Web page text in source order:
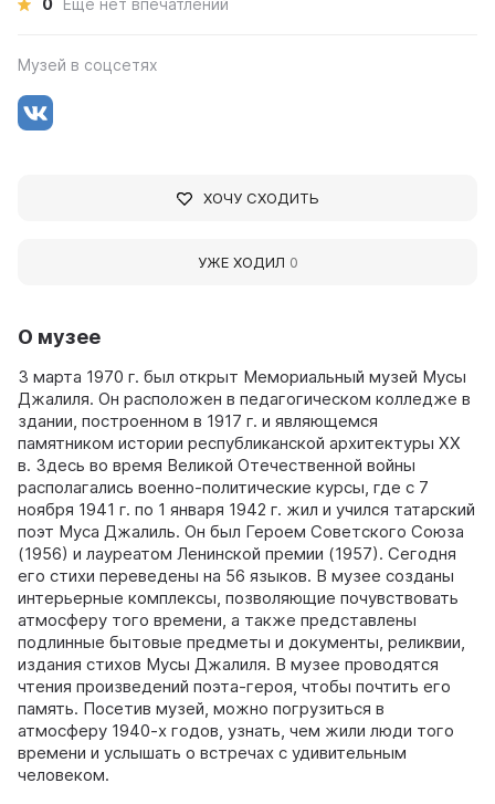
О музее
3 марта 1970 г. был открыт Мемориальный музей Мусы
Джалиля. Он расположен в педагогическом колледже в
здании, построенном в 1917 г. и являющемся
памятником истории республиканской архитектуры ХХ
в. Здесь во время Великой Отечественной войны
располагались военно-политические курсы, где с 7
ноября 1941 г. по 1 января 1942 г. жил и учился татарский
поэт Муса Джалиль. Он был Героем Советского Союза
(1956) и лауреатом Ленинской премии (1957). Сегодня
его стихи переведены на 56 языков. В музее созданы
интерьерные комплексы, позволяющие почувствовать
атмосферу того времени, а также представлены
подлинные бытовые предметы и документы, реликвии,
издания стихов Мусы Джалиля. В музее проводятся
чтения произведений поэта-героя, чтобы почтить его
память. Посетив музей, можно погрузиться в
атмосферу 1940-х годов, узнать, чем жили люди того
времени и услышать о встречах с удивительным
человеком.
0 Ещё нет впечатлений
Музей в соцсетях
ХОЧУ СХОДИТЬ
УЖЕ ХОДИЛ 0